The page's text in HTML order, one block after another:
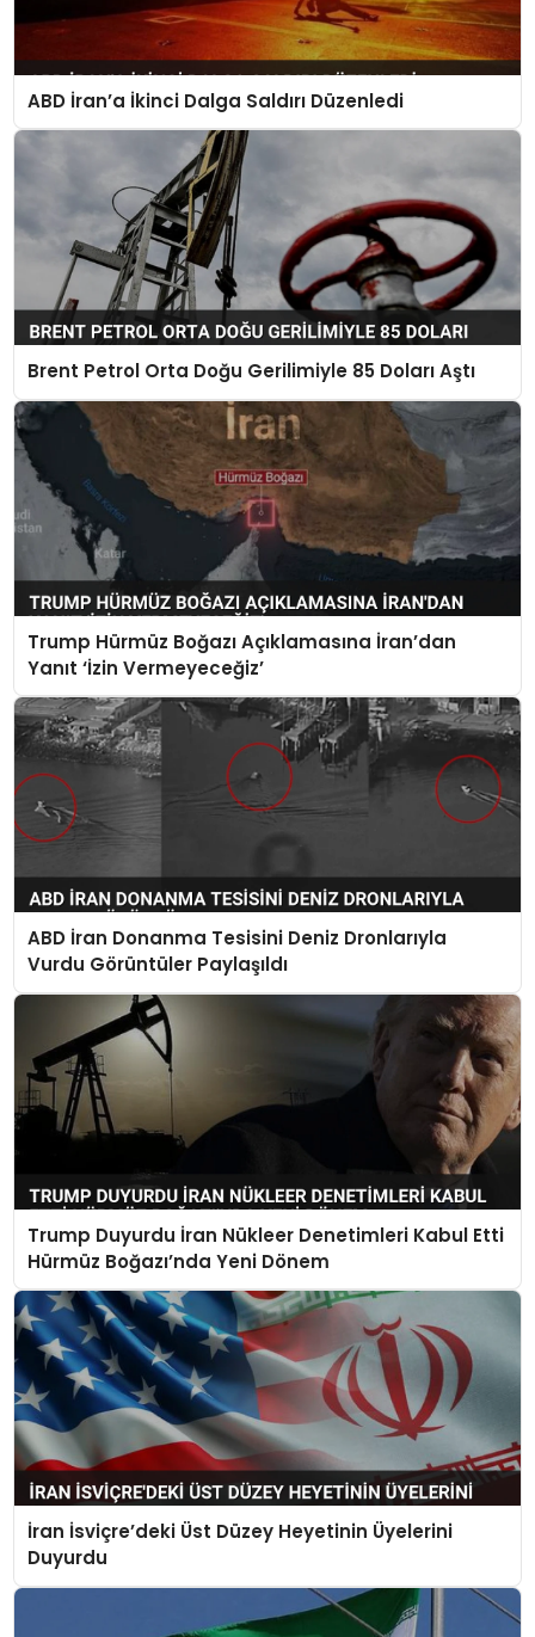
ABD İran’a İkinci Dalga Saldırı Düzenledi
Brent Petrol Orta Doğu Gerilimiyle 85 Doları Aştı
Trump Hürmüz Boğazı Açıklamasına İran’dan
Yanıt ‘İzin Vermeyeceğiz’
ABD İran Donanma Tesisini Deniz Dronlarıyla
Vurdu Görüntüler Paylaşıldı
Trump Duyurdu İran Nükleer Denetimleri Kabul Etti
Hürmüz Boğazı’nda Yeni Dönem
İran İsviçre’deki Üst Düzey Heyetinin Üyelerini
Duyurdu